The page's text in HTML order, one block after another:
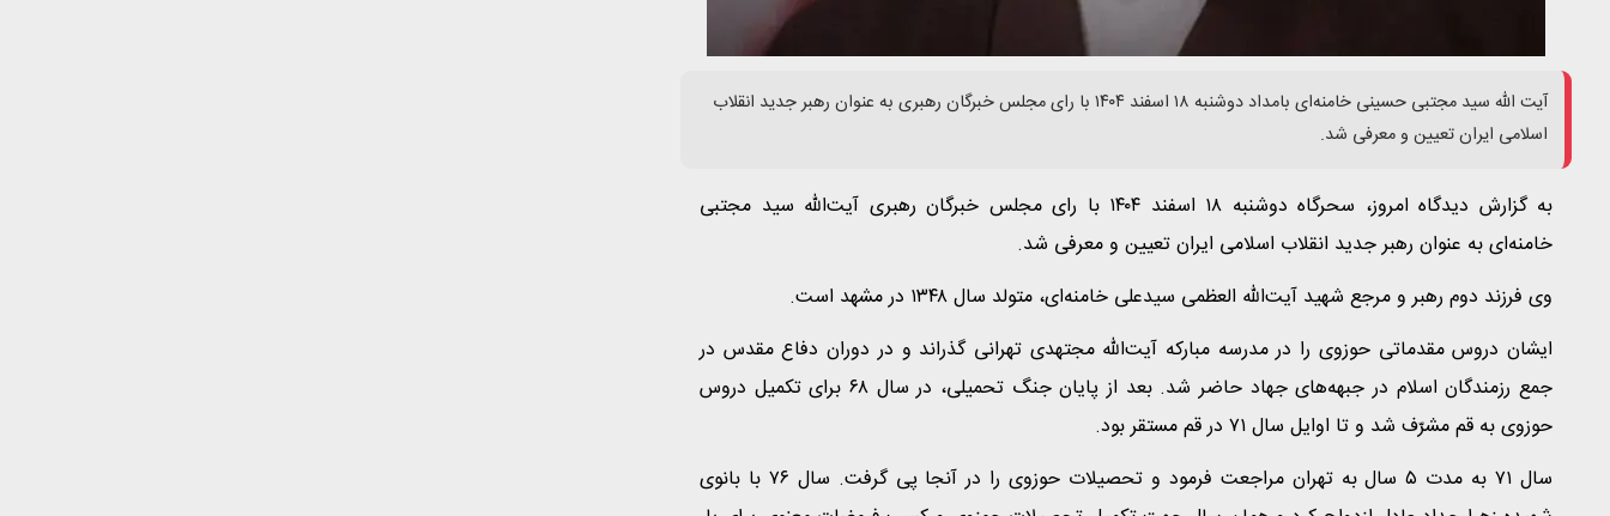
آیت الله سید مجتبی حسینی خامنه‌ای بامداد دوشنبه ۱۸ اسفند ۱۴۰۴ با رای مجلس خبرگان رهبری به عنوان رهبر جدید انقلاب
اسلامی ایران تعیین و معرفی شد.
به گزارش دیدگاه امروز، سحرگاه دوشنبه ۱۸ اسفند ۱۴۰۴ با رای مجلس خبرگان رهبری آیت‌الله سید مجتبی
خامنه‌ای به عنوان رهبر جدید انقلاب اسلامی ایران تعیین و معرفی شد.
وی فرزند دوم رهبر و مرجع شهید آیت‌الله العظمی سیدعلی خامنه‌ای، متولد سال ١٣۴٨ در مشهد است.
ایشان دروس مقدماتی حوزوی را در مدرسه مبارکه آیت‌الله مجتهدی تهرانی گذراند و در دوران دفاع مقدس در
جمع رزمندگان اسلام در جبهه‌های جهاد حاضر شد. بعد از پایان جنگ تحمیلی، در سال ۶٨ برای تکمیل دروس
حوزوی به قم مشرّف شد و تا اوایل سال ٧١ در قم مستقر بود.
سال ٧١ به مدت ۵ سال به تهران مراجعت فرمود و تحصیلات حوزوی را در آنجا پی گرفت. سال ٧۶ با بانوی